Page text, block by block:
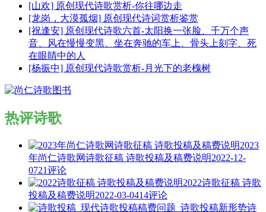
[山欢] 原创现代诗歌赏析-你往哪边走
[龙岗，大漠孤烟] 原创现代诗词赏析鉴赏
[祝逢安] 原创现代诗歌六首-太阳换一张脸、千万个声
音、风在慢慢变黑、坐在奔驰的车上、骨头上刻字、死
在眼睛中的人
[杨振中] 原创现代诗歌赏析-月光下的老槐树
热评诗歌
2023
年尚仁诗歌网诗歌征稿 诗歌投稿及稿费说明2022-12-
0721评论
2022诗歌征稿 诗歌
投稿及稿费说明2022-03-0414评论
诗